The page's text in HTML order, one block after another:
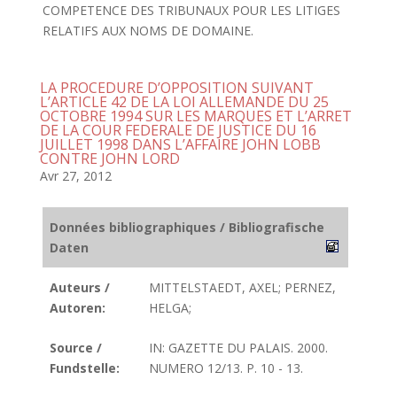
COMPETENCE DES TRIBUNAUX POUR LES LITIGES
RELATIFS AUX NOMS DE DOMAINE.
LA PROCEDURE D’OPPOSITION SUIVANT
L’ARTICLE 42 DE LA LOI ALLEMANDE DU 25
OCTOBRE 1994 SUR LES MARQUES ET L’ARRET
DE LA COUR FEDERALE DE JUSTICE DU 16
JUILLET 1998 DANS L’AFFAIRE JOHN LOBB
CONTRE JOHN LORD
Avr 27, 2012
Données bibliographiques / Bibliografische
Daten
Auteurs /
Autoren:
MITTELSTAEDT, AXEL; PERNEZ,
HELGA;
Source /
Fundstelle:
IN: GAZETTE DU PALAIS. 2000.
NUMERO 12/13. P. 10 - 13.